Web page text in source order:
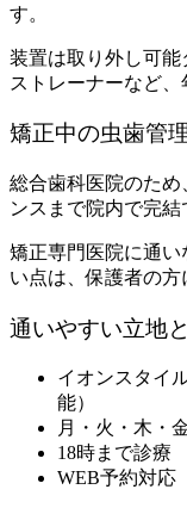
す。
装置は取り外し可
ストレーナーなど、
矯正中の虫歯管
総合歯科医院のた
ンスまで院内で完結
矯正専門医院に通
い点は、保護者の方
通いやすい立地
イオンスタイ
能）
月・火・木・
18時まで診療
WEB予約対応